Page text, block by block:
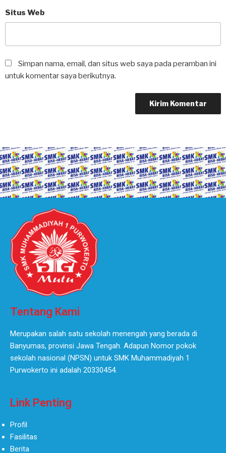
Situs Web
Simpan nama, email, dan situs web saya pada peramban ini
untuk komentar saya berikutnya.
Tentang Kami
Merupakan salah satu sekolah menengah yang berada di
Banyumas, provinsi Jawa Tengah. Adapun Nomor pokok
sekolah nasional (NPSN) untuk SMK Muhammadiyah 1
Purwokerto ini adalah 20330454.
Link Penting
Profil
Fasilitas
Berita